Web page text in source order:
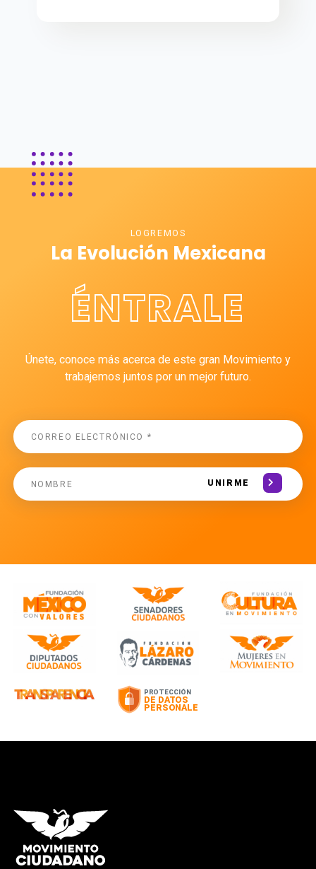
LOGREMOS
La Evolución Mexicana
ÉNTRALE
Únete, conoce más acerca de este gran Movimiento y
trabajemos juntos por un mejor futuro.
UNIRME